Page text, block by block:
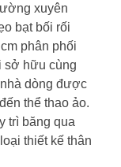
xuyên
bạt bối rối
phân phối
sở hữu cùng
dòng được
thể thao ảo.
trì băng qua
thiết kế thân